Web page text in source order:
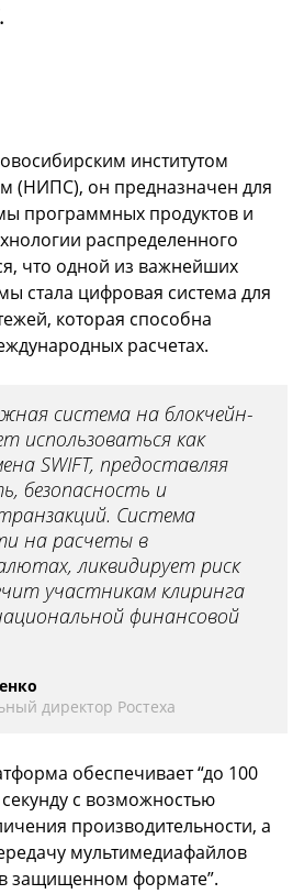
институтом
(НИПС), он предназначен для
программных продуктов и
распределенного
что одной из важнейших
стала цифровая система для
которая способна
расчетах.
система на блокчейн-
использоваться как
SWIFT, предоставляя
безопасность и
Система
на расчеты в
ликвидирует риск
участникам клиринга
финансовой
директор Ростеха
обеспечивает “до 100
с возможностью
производительности, а
мультимедиафайлов
защищенном формате”.